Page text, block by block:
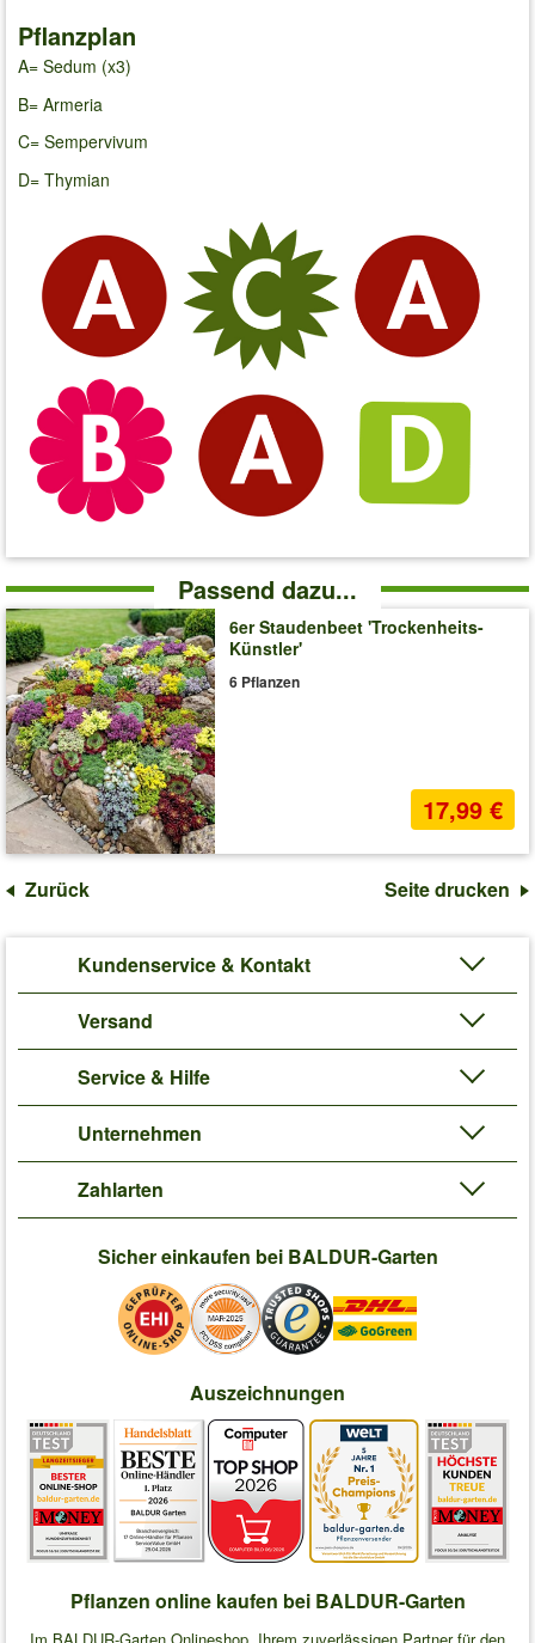
Pflanzplan
A= Sedum (x3)
B= Armeria
C= Sempervivum
D= Thymian
Passend dazu...
6er Staudenbeet 'Trockenheits-
Künstler'
6 Pflanzen
17,99 €
Zurück Seite drucken
Kundenservice & Kontakt
Versand
Service & Hilfe
Unternehmen
Zahlarten
Sicher einkaufen bei BALDUR-Garten
Auszeichnungen
Pflanzen online kaufen bei BALDUR-Garten